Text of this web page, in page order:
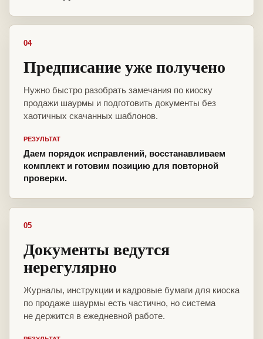
04
Предписание уже получено
Нужно быстро разобрать замечания по киоску
продажи шаурмы и подготовить документы без
хаотичных скачанных шаблонов.
РЕЗУЛЬТАТ
Даем порядок исправлений, восстанавливаем
комплект и готовим позицию для повторной
проверки.
05
Документы ведутся
нерегулярно
Журналы, инструкции и кадровые бумаги для киоска
по продаже шаурмы есть частично, но система
не держится в ежедневной работе.